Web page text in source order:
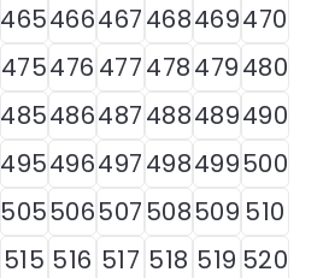
465466467468469470
475476 477478479480
485486487488489490
495496497498499500
505506507508509 510
515 516 517 518 519 520